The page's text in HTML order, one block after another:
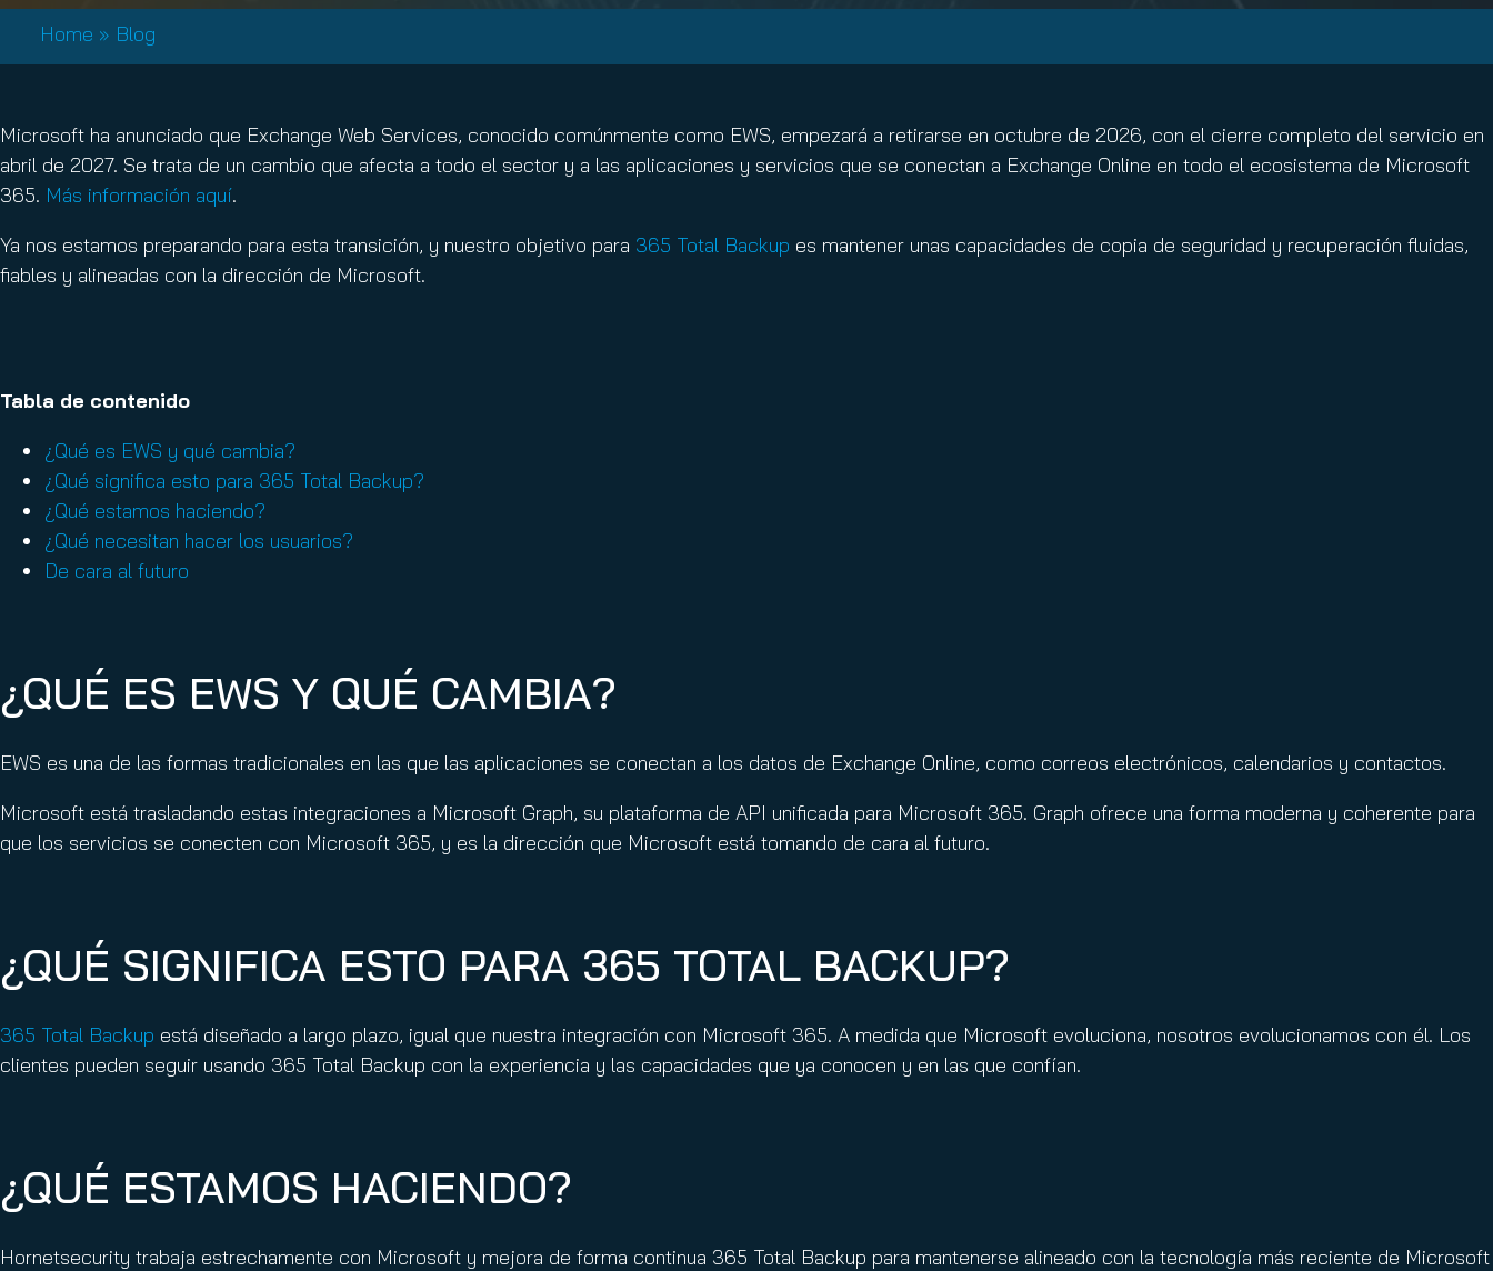
Email Continuity Service
Hornet.email
Home » Blog
Microsoft ha anunciado que Exchange Web Services, conocido comúnmente como EWS, empezará a retirarse en octubre de 2026, con el cierre completo del servicio en
abril de 2027. Se trata de un cambio que afecta a todo el sector y a las aplicaciones y servicios que se conectan a Exchange Online en todo el ecosistema de Microsoft
365. Más información aquí.
Ya nos estamos preparando para esta transición, y nuestro objetivo para 365 Total Backup es mantener unas capacidades de copia de seguridad y recuperación fluidas,
fiables y alineadas con la dirección de Microsoft.
Tabla de contenido
¿Qué es EWS y qué cambia?
¿Qué significa esto para 365 Total Backup?
¿Qué estamos haciendo?
¿Qué necesitan hacer los usuarios?
De cara al futuro
¿QUÉ ES EWS Y QUÉ CAMBIA?
EWS es una de las formas tradicionales en las que las aplicaciones se conectan a los datos de Exchange Online, como correos electrónicos, calendarios y contactos.
Microsoft está trasladando estas integraciones a Microsoft Graph, su plataforma de API unificada para Microsoft 365. Graph ofrece una forma moderna y coherente para
que los servicios se conecten con Microsoft 365, y es la dirección que Microsoft está tomando de cara al futuro.
¿QUÉ SIGNIFICA ESTO PARA 365 TOTAL BACKUP?
365 Total Backup está diseñado a largo plazo, igual que nuestra integración con Microsoft 365. A medida que Microsoft evoluciona, nosotros evolucionamos con él. Los
clientes pueden seguir usando 365 Total Backup con la experiencia y las capacidades que ya conocen y en las que confían.
¿QUÉ ESTAMOS HACIENDO?
Hornetsecurity trabaja estrechamente con Microsoft y mejora de forma continua 365 Total Backup para mantenerse alineado con la tecnología más reciente de Microsoft